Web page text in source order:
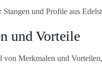
und Profile aus
und Vorteile
Merkmalen und